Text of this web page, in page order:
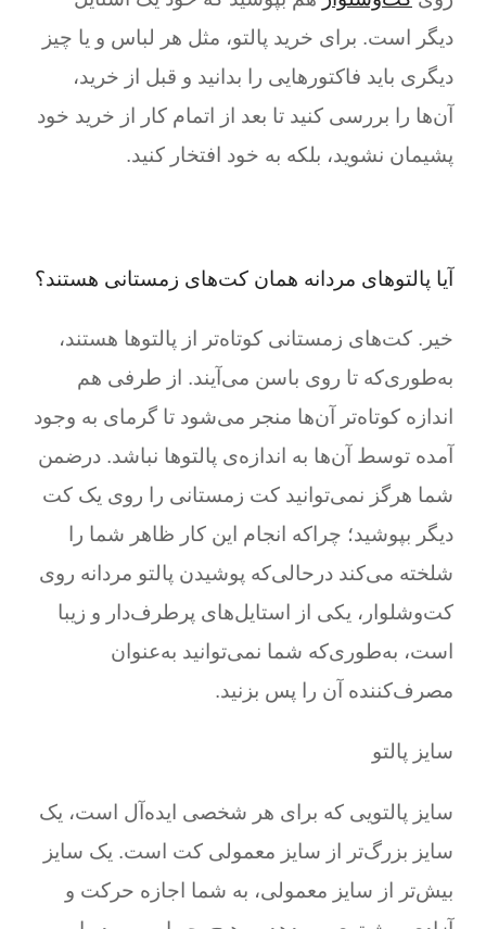
دیگر است. برای خرید پالتو، مثل هر لباس و یا چیز
دیگری باید فاکتور‌هایی را بدانید و قبل از خرید،
آن‌ها را بررسی کنید تا بعد از اتمام کار از خرید خود
پشیمان نشوید، بلکه به خود افتخار کنید.
آیا پالتوهای مردانه همان کت‌های زمستانی هستند؟
خیر. کت‌های زمستانی کوتاه‌تر از پالتوها هستند،
به‌طوری‌که تا روی باسن می‌آیند. از طرفی هم
اندازه کوتاه‌تر آن‌ها منجر می‌شود تا گرمای به وجود
آمده توسط آن‌ها به اندازه‌ی پالتوها نباشد. در‌ضمن
شما هرگز نمی‌توانید کت زمستانی را روی یک کت
دیگر بپوشید؛ چرا‌که انجام این کار ظاهر شما را
شلخته می‌کند درحالی‌که پوشیدن پالتو مردانه روی
کت‌وشلوار، یکی از استایل‌های پرطرف‌دار و زیبا
است، به‌طوری‌که شما نمی‌توانید به‌عنوان
مصرف‌کننده آن را پس بزنید.
سایز پالتو
سایز پالتویی که برای هر شخصی ایده‌آل است، یک
سایز بزرگ‌تر از سایز معمولی کت است. یک سایز
بیش‌تر از سایز معمولی، به شما اجازه حرکت و